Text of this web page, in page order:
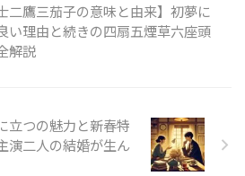
二鷹三茄子の意味と由来】初夢に
い理由と続きの四扇五煙草六座頭
解説
立つの魅力と新春特
演二人の結婚が生ん